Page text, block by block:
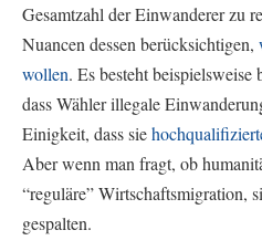
Gesamtzahl der Einwanderer zu
Nuancen dessen berücksichtigen,
wollen. Es besteht
dass Wähler illegale
Einigkeit, dass sie
Aber wenn man fragt, ob
“reguläre” Wirtschaftsmigration,
gespalten.